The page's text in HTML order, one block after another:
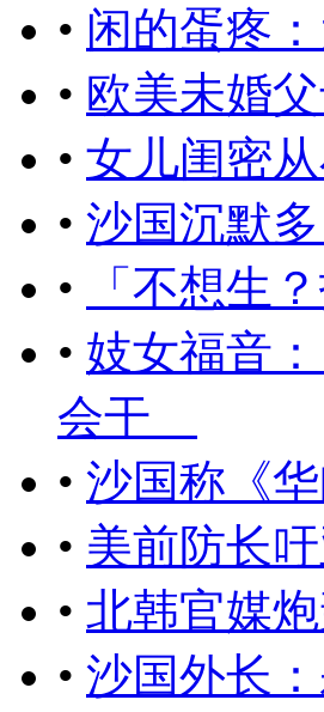
• 闲的蛋疼
• 欧美未婚
• 女儿闺密
• 沙国沉默
•
「不想生
• 妓女福音
会干
• 沙国称《
• 美前防长
• 北韩官媒
• 沙国外长